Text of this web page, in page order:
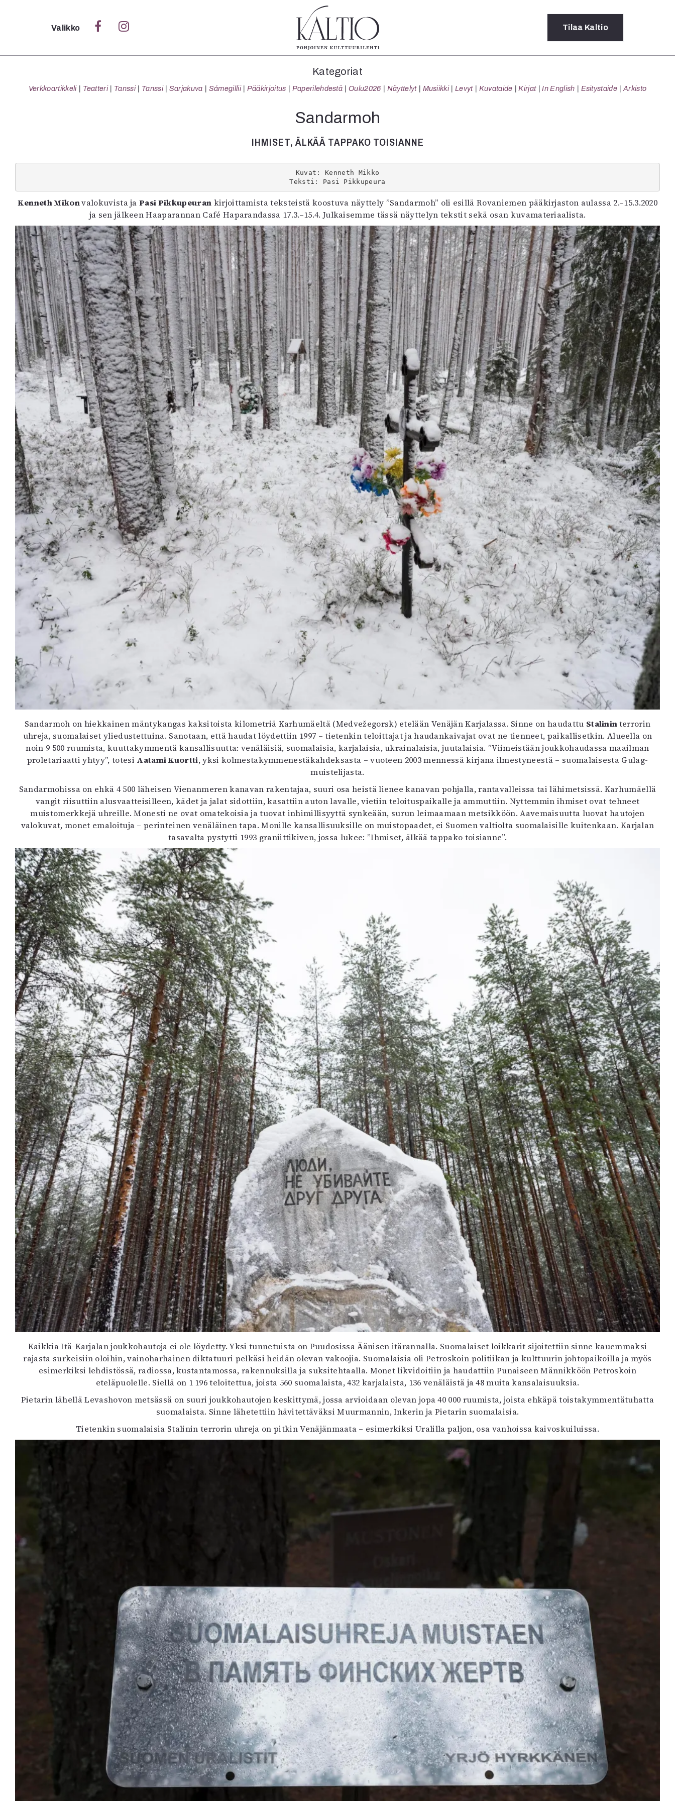
Sulje
Verkkoartikkeli
Sámegillii
Musiikki
Levyt
Kuvataide
Kirjat
In English
Esitystaide
Arkisto
Lehdet
4/2026
1/2026
6/2025
5/2025 saame
5/2025
Tilaus ja
Kaltio ry
Valikko Tilaa Kaltio
Kategoriat
Verkkoartikkeli Teatteri Tanssi Tanssi Sarjakuva Sámegillii Pääkirjoitus Paperilehdestä Oulu2026 Näyttelyt Musiikki Levyt Kuvataide Kirjat In English Esitystaide Arkisto
Sandarmoh
IHMISET, ÄLKÄÄ TAPPAKO TOISIANNE
Kuvat: Kenneth Mikko
Teksti: Pasi Pikkupeura
Kenneth Mikonvalokuvista jaPasi Pikkupeuran kirjoittamista teksteistä koostuva näyttely ”Sandarmoh” oli esillä Rovaniemen pääkirjaston aulassa 2.–15.3.2020
ja sen jälkeen Haaparannan Café Haparandassa 17.3.–15.4. Julkaisemme tässä näyttelyn tekstit sekä osan kuvamateriaalista.
Sandarmoh on hiekkainen mäntykangas kaksitoista kilometriä Karhumäeltä (Medvežegorsk) etelään Venäjän Karjalassa. Sinne on haudattu Stalininterrorin
uhreja, suomalaiset yliedustettuina. Sanotaan, että haudat löydettiin 1997 – tietenkin teloittajat ja haudankaivajat ovat ne tienneet, paikallisetkin. Alueella on
noin 9 500 ruumista, kuuttakymmentä kansallisuutta: venäläisiä, suomalaisia, karjalaisia, ukrainalaisia, juutalaisia. ”Viimeistään joukkohaudassa maailman
proletariaatti yhtyy”, totesi Aatami Kuortti, yksi kolmestakymmenestäkahdeksasta – vuoteen 2003 mennessä kirjana ilmestyneestä – suomalaisesta Gulag-
muistelijasta.
Sandarmohissa on ehkä 4 500 läheisen Vienanmeren kanavan rakentajaa, suuri osa heistä lienee kanavan pohjalla, rantavalleissa tai lähimetsissä. Karhumäellä
vangit riisuttiin alusvaatteisilleen, kädet ja jalat sidottiin, kasattiin auton lavalle, vietiin teloituspaikalle ja ammuttiin. Nyttemmin ihmiset ovat tehneet
muistomerkkejä uhreille. Monesti ne ovat omatekoisia ja tuovat inhimillisyyttä synkeään, surun leimaamaan metsikköön. Aavemaisuutta luovat hautojen
valokuvat, monet emaloituja – perinteinen venäläinen tapa. Monille kansallisuuksille on muistopaadet, ei Suomen valtiolta suomalaisille kuitenkaan. Karjalan
tasavalta pystytti 1993 graniittikiven, jossa lukee: ”Ihmiset, älkää tappako toisianne”.
Kaikkia Itä-Karjalan joukkohautoja ei ole löydetty. Yksi tunnetuista on Puudosissa Äänisen itärannalla. Suomalaiset loikkarit sijoitettiin sinne kauemmaksi
rajasta surkeisiin oloihin, vainoharhainen diktatuuri pelkäsi heidän olevan vakoojia. Suomalaisia oli Petroskoin politiikan ja kulttuurin johtopaikoilla ja myös
esimerkiksi lehdistössä, radiossa, kustantamossa, rakennuksilla ja suksitehtaalla. Monet likvidoitiin ja haudattiin Punaiseen Männikköön Petroskoin
eteläpuolelle. Siellä on 1 196 teloitettua, joista 560 suomalaista, 432 karjalaista, 136 venäläistä ja 48 muita kansalaisuuksia.
Pietarin lähellä Levashovon metsässä on suuri joukkohautojen keskittymä, jossa arvioidaan olevan jopa 40 000 ruumista, joista ehkäpä toistakymmentätuhatta
suomalaista. Sinne lähetettiin hävitettäväksi Muurmannin, Inkerin ja Pietarin suomalaisia.
Tietenkin suomalaisia Stalinin terrorin uhreja on pitkin Venäjänmaata – esimerkiksi Uralilla paljon, osa vanhoissa kaivoskuiluissa.